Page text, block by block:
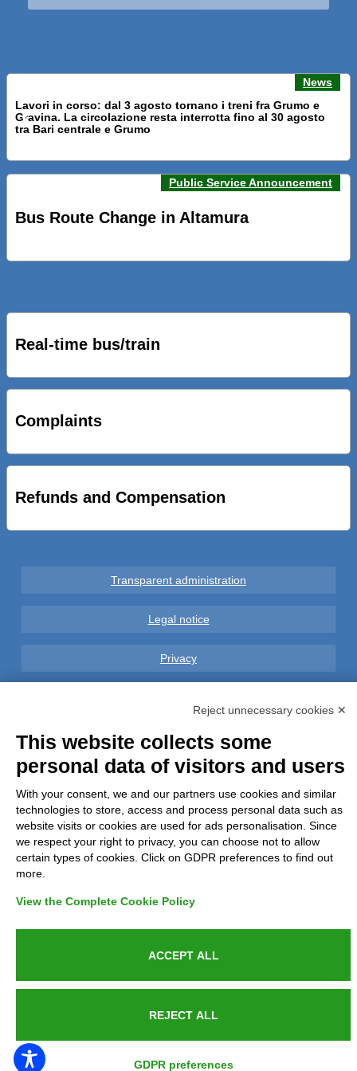
PUBLIC SERVICE ANNOUNCEMENT
News
Lavori in corso: dal 3 agosto tornano i treni fra Grumo e
Gravina. La circolazione resta interrotta fino al 30 agosto
tra Bari centrale e Grumo
PRESENTATI A BARI NUOVI SERVIZI FALMAPS E LIVECHAT.
IL TUO BUS ED IL TUO TRENO
CICLOPEDONALE FAL CONSEGNA ALLA CITTA’ LE NOVE
OPERE DEL PROGETTO
AL VIA SERVIZIO DI BIKE SHARING A POTENZA CON
VAIMOO PER UTENTI FAL SCONTI SULL’UTILIZZO DELLE
Previous news Next
Public Service Announcement
Bus Route Change in Altamura
Real-time bus/train
Complaints
Refunds and Compensation
Transparent administration
Legal notice
Privacy
Complaints
Refunds and Indemnities
Contacts
Azienda certificata UNI EN ISO 9001:2015
P.IVA 05538100727 - C.so Italia n.8 70123, BARI
Reject unnecessary cookies ✕
This website collects some
personal data of visitors and users
With your consent, we and our partners use cookies and similar
technologies to store, access and process personal data such as
website visits or cookies are used for ads personalisation. Since
we respect your right to privacy, you can choose not to allow
certain types of cookies. Click on GDPR preferences to find out
more.
View the Complete Cookie Policy
ACCEPT ALL
REJECT ALL
GDPR preferences